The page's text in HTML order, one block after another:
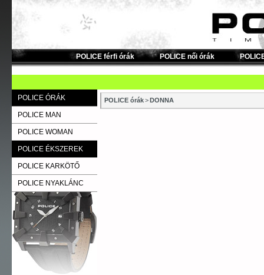
POLICE férfi órák POLICE női órák
POLICE ÓRÁK
POLICE MAN
POLICE WOMAN
POLICE ÉKSZEREK
POLICE KARKÖTŐ
POLICE NYAKLÁNC
POLICE órák>DONNA